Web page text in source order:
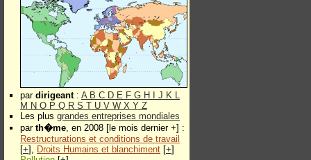
par dirigeant: A B C D E F G H J K L
M N O P Q R S T U V W X Y Z
Les plus grandes entreprises mondiales
par th�me, en 2008 [le mois dernier +] :
Restructurations et conditions de travail
[+], Droits Humains et blanchiment [+]